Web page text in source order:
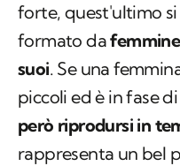
forte, quest'ultimo
formato da
suoi. Se una
piccoli ed è in fase
però riprodursi in
rappresenta un bel